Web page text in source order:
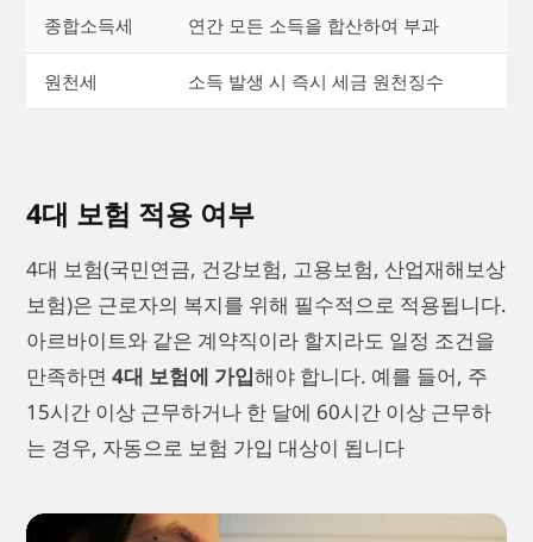
종합소득세 연간 모든 소득을 합산하여 부과
원천세 소득 발생 시 즉시 세금 원천징수
4대 보험 적용 여부
4대 보험(국민연금, 건강보험, 고용보험, 산업재해보상
보험)은 근로자의 복지를 위해 필수적으로 적용됩니다.
아르바이트와 같은 계약직이라 할지라도 일정 조건을
만족하면 4대 보험에 가입해야 합니다. 예를 들어, 주
15시간 이상 근무하거나 한 달에 60시간 이상 근무하
는 경우, 자동으로 보험 가입 대상이 됩니다